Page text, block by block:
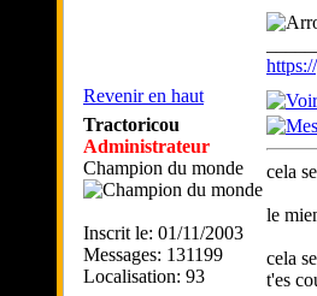
Revenir en haut
Tractoricou
Administrateur
Champion du monde
Inscrit le: 01/11/2003
Messages: 131199
Localisation: 93
cela
le
cela
t'es